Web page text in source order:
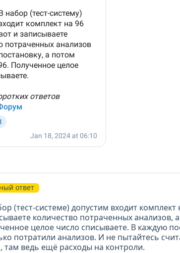
ответ
(тест-системе) допустим входит комплект
количество потраченных анализов,
целое число списываете. В каждую
потратили анализов. И не пытайтесь
там ведь ещё расходы на контроли.